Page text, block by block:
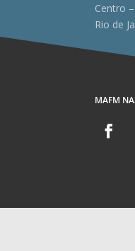
Centro
Rio de
MAFM